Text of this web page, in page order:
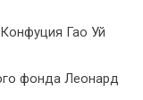
Гао Уй
фонда Леонард